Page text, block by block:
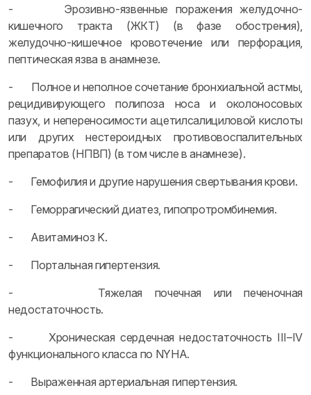
- Эрозивно-язвенные поражения желудочно-
кишечного тракта (ЖКТ) (в фазе обострения),
желудочно-кишечное кровотечение или перфорация,
пептическая язва в анамнезе.
- Полное и неполное сочетание бронхиальной астмы,
рецидивирующего полипоза носа и околоносовых
пазух, и непереносимости ацетилсалициловой кислоты
или других нестероидных противовоспалительных
препаратов (НПВП) (в том числе в анамнезе).
- Гемофилия и другие нарушения свертывания крови.
- Геморрагический диатез, гипопротромбинемия.
- Авитаминоз K.
- Портальная гипертензия.
- Тяжелая почечная или печеночная
недостаточность.
- Хроническая сердечная недостаточность III–IV
функционального класса по NYHA.
- Выраженная артериальная гипертензия.